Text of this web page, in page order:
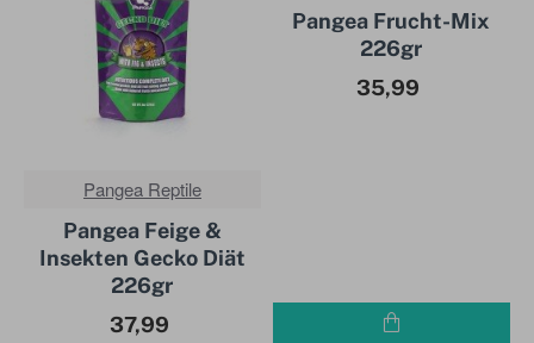
BESTENS
VERKAUFT!
DERZEIT NICHT VERFÜGBAR!
Pangea Reptile
Pangea Feige &
Insekten Gecko Diät
226gr
37,99
Pangea Frucht-Mix
226gr
35,99